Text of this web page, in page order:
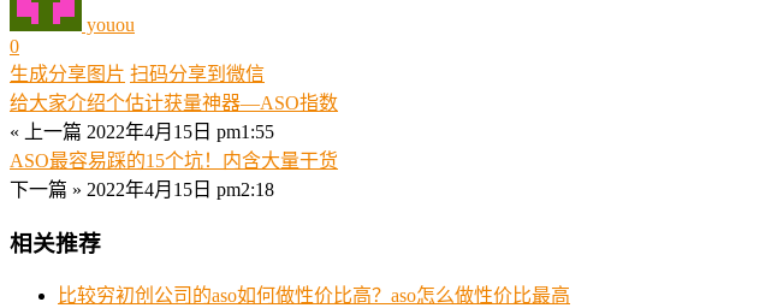
youou
0
生成分享图片 扫码分享到微信
给大家介绍个估计获量神器—ASO指数
« 上一篇 2022年4月15日 pm1:55
ASO最容易踩的15个坑！内含大量干货
下一篇 » 2022年4月15日 pm2:18
相关推荐
比较穷初创公司的aso如何做性价比高？aso怎么做性价比最高